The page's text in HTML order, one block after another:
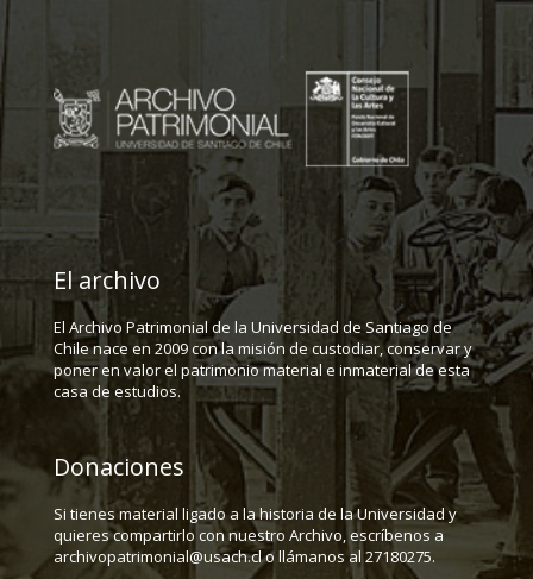
El archivo
El Archivo Patrimonial de la Universidad de Santiago de
Chile nace en 2009 con la misión de custodiar, conservar y
poner en valor el patrimonio material e inmaterial de esta
casa de estudios.
Donaciones
Si tienes material ligado a la historia de la Universidad y
quieres compartirlo con nuestro Archivo, escríbenos a
archivopatrimonial@usach.cl o llámanos al 27180275.